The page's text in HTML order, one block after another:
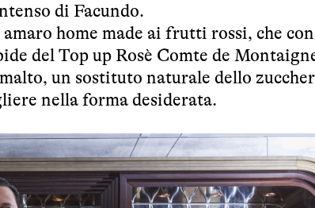
di Facundo.
home made ai frutti rossi, che
del Top up Rosè Comte de
un sostituto naturale dello
nella forma desiderata.